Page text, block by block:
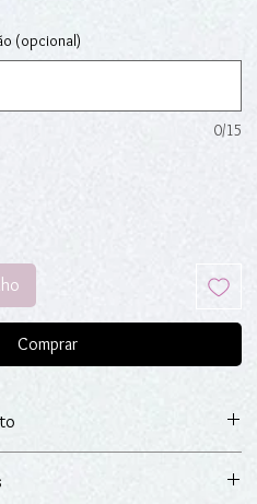
(opcional)
0/15
Comprar